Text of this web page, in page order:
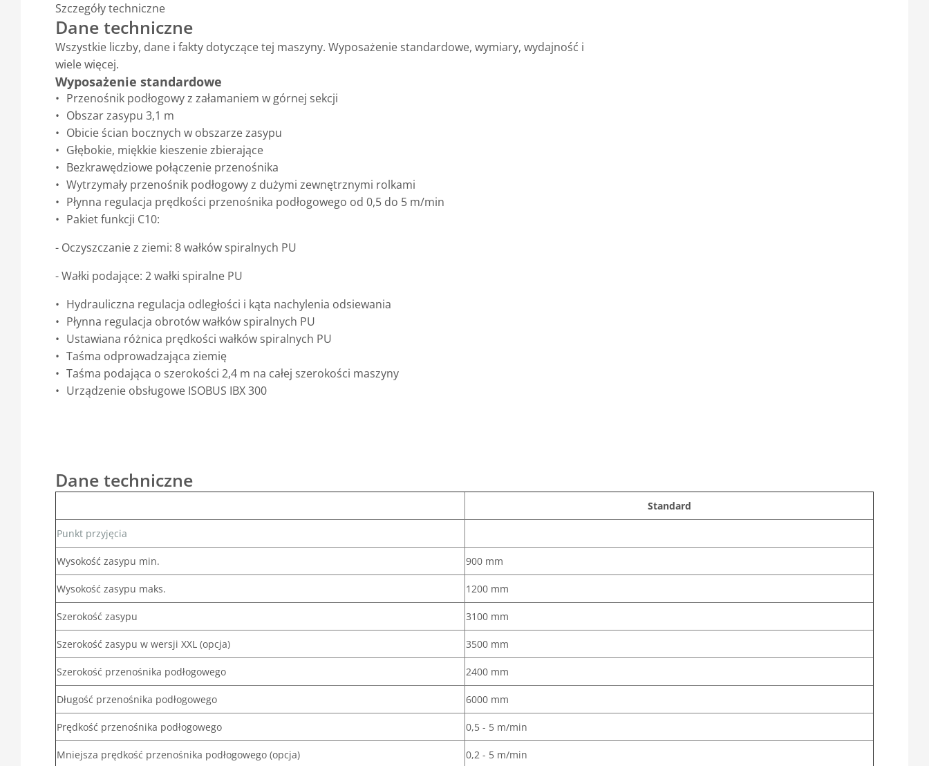
Szczegóły techniczne
Dane techniczne
Wszystkie liczby, dane i fakty dotyczące tej maszyny. Wyposażenie standardowe, wymiary, wydajność i
wiele więcej.
Wyposażenie standardowe
Przenośnik podłogowy z załamaniem w górnej sekcji
Obszar zasypu 3,1 m
Obicie ścian bocznych w obszarze zasypu
Głębokie, miękkie kieszenie zbierające
Bezkrawędziowe połączenie przenośnika
Wytrzymały przenośnik podłogowy z dużymi zewnętrznymi rolkami
Płynna regulacja prędkości przenośnika podłogowego od 0,5 do 5 m/min
Pakiet funkcji C10:
- Oczyszczanie z ziemi: 8 wałków spiralnych PU
- Wałki podające: 2 wałki spiralne PU
Hydrauliczna regulacja odległości i kąta nachylenia odsiewania
Płynna regulacja obrotów wałków spiralnych PU
Ustawiana różnica prędkości wałków spiralnych PU
Taśma odprowadzająca ziemię
Taśma podająca o szerokości 2,4 m na całej szerokości maszyny
Urządzenie obsługowe ISOBUS IBX 300
Dane techniczne
Standard
Punkt przyjęcia
Wysokość zasypu min. 900 mm
Wysokość zasypu maks. 1200 mm
Szerokość zasypu 3100 mm
Szerokość zasypu w wersji XXL (opcja) 3500 mm
Szerokość przenośnika podłogowego 2400 mm
Długość przenośnika podłogowego 6000 mm
Prędkość przenośnika podłogowego 0,5 - 5 m/min
Mniejsza prędkość przenośnika podłogowego (opcja) 0,2 - 5 m/min